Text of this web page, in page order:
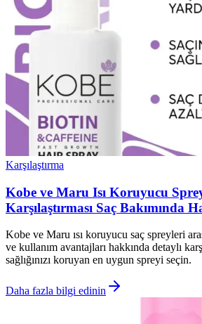
Karşılaştırma
Kobe ve Maru Isı Koruyucu
Karşılaştırması Saç Bakımında
Kobe ve Maru ısı koruyucu saç spreyleri
ve kullanım avantajları hakkında detaylı
sağlığınızı koruyan en uygun spreyi seçin.
Daha fazla bilgi edinin